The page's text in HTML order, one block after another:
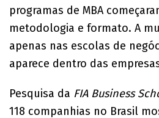
programas de MBA
metodologia e formato. A
apenas nas escolas de
aparece dentro das
Pesquisa da FIA Business
118 companhias no Brasil